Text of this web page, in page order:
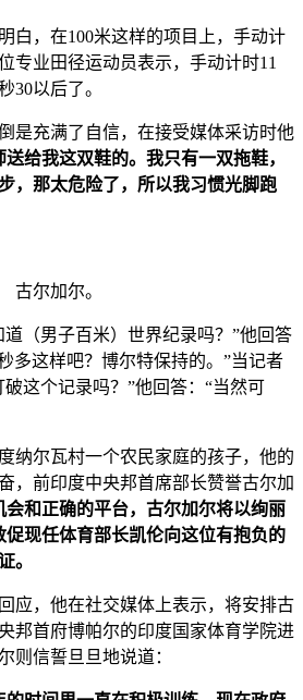
，在100米这样的项目上，手动计
专业田径运动员表示，手动计时11
30以后了。
充满了自信，在接受媒体采访时他
给我这双鞋的。我只有一双拖鞋，
，那太危险了，所以我习惯光脚跑
古尔加尔。
（男子百米）世界纪录吗？”他回答
多这样吧？博尔特保持的。”当记者
这个记录吗？”他回答：“当然可
尔瓦村一个农民家庭的孩子，他的
，前印度中央邦首席部长赞誉古尔加
会和正确的平台，古尔加尔将以绚丽
促现任体育部长凯伦向这位有抱负的
。
，他在社交媒体上表示，将安排古
邦首府博帕尔的印度国家体育学院进
则信誓旦旦地说道：